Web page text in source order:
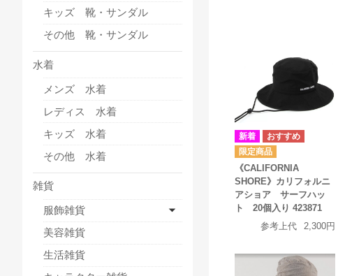
《CALIFORNIA
SHORE》カリフォルニ
アショア サーフハッ
ト 20個入り 423871
参考上代
2,300円
キッズ 靴・サンダル
その他 靴・サンダル
水着
メンズ 水着
レディス 水着
キッズ 水着
その他 水着
雑貨
服飾雑貨
美容雑貨
生活雑貨